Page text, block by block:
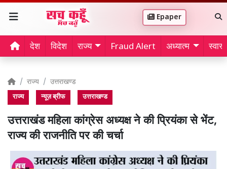
Epaper
देश विदेश राज्य Fraud Alert अध्यात्म
राज्य उत्तराखण्ड
राज्य न्यूज़ ब्रीफ उत्तराखण्ड
उत्तराखंड महिला कांग्रेस अध्यक्ष ने की प्रियंका से भेंट,
राज्य की राजनीति पर की चर्चा